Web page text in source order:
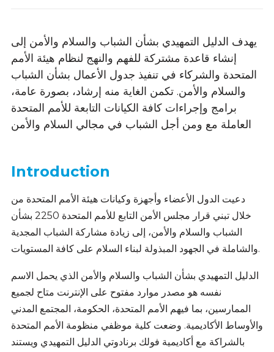
يهدف الدليل التمهيدي بشأن الشباب والسلام والأمن إلى
إنشاء قاعدة مشتركة للفهم والنهج لنظام هيئة الأمم
المتحدة والشركاء في تنفيذ جدول الأعمال بشأن الشباب
والسلام والأمن. تكمن الغاية منه إرشاد، بصورة عامة،
برامج وإجراءات كافة الكيانات التابعة للأمم المتحدة
العاملة مع ومن أجل الشباب في مجالي السلام والأمن
Introduction
دعيت الدول الأعضاء وأجهزة وكيانات هيئة الأمم المتحدة من
خلال تبني قرار مجلس الأمن التابع للأمم المتحدة 2250 بشأن
الشباب والسلام والأمن، إلى زيادة مشاركة الشباب المجدية
والشاملة في الجهود المبذولة لبناء السلام على كافة المستويات.
الدليل التمهيدي بشأن الشباب والسلام والأمن الذي يحمل الاسم
نفسه هو مصدر موارد مفتوح على الإنترنت متاح لجميع
الممارسين، بما فيهم الأمم المتحدة، الحكومة، المجتمع المدني
والأوساط الأكاديمية. وضعت كلية موظفي منظومة الأمم المتحدة
بالشراكة مع أكاديمية فولك برنادوتي الدليل التمهيدي ويستند